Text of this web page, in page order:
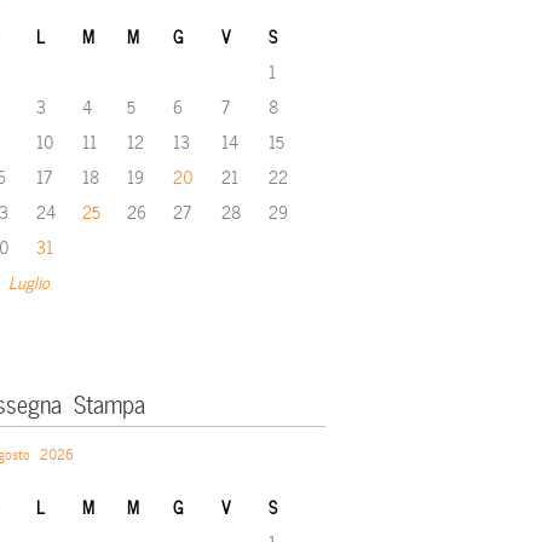
L M M G V S
Luglio
1
3 4 5 6 7
8
10 11 12 13 14
15
17 18 19 20 21
22
24 25 26 27 28
29
31
Stampa
2026
L M M G V S